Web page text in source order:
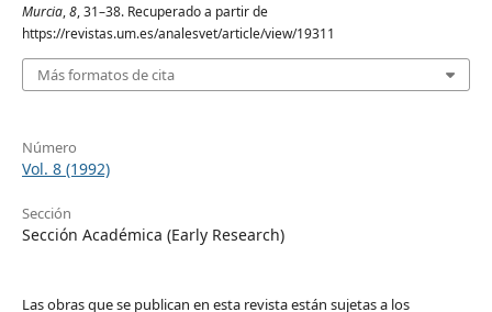
Murcia,8, 31–38. Recuperado a partir de
https://revistas.um.es/analesvet/article/view/19311
Más formatos de cita
Número
Vol. 8 (1992)
Sección
Sección Académica (Early Research)
Las obras que se publican en esta revista están sujetas a los